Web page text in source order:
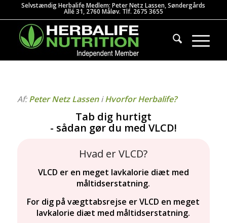
Selvstændig Herbalife Medlem: Peter Netz Lassen, Søndergårds
Allé 31, 2760 Måløv. Tlf. 2675 3655
Af:Peter Netz LasseniHvorfor Herbalife?
Tab dig hurtigt
- sådan gør du med VLCD!
Hvad er VLCD?
VLCD er en meget lavkalorie diæt med
måltidserstatning.
For dig på vægttabsrejse er VLCD en meget
lavkalorie diæt med måltidserstatning.